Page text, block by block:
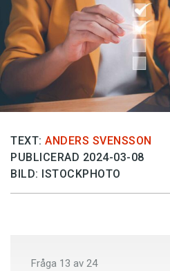
Anmäl till språkpolisen
Föreslå nyord
Annonsera
Prenumerera
Läs Språktidningen digitalt
Press
TEXT: ANDERS SVENSSON
PUBLICERAD 2024-03-08
BILD: ISTOCKPHOTO
Fråga 13 av 24